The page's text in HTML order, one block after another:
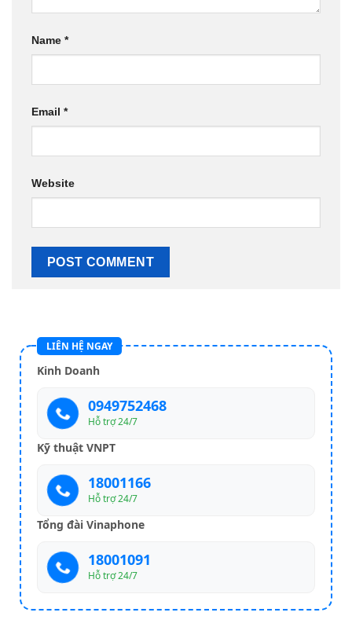
Name *
Email *
Website
LIÊN HỆ NGAY
Kinh Doanh
0949752468
Hỗ trợ 24/7
Kỹ thuật VNPT
18001166
Hỗ trợ 24/7
Tổng đài Vinaphone
18001091
Hỗ trợ 24/7